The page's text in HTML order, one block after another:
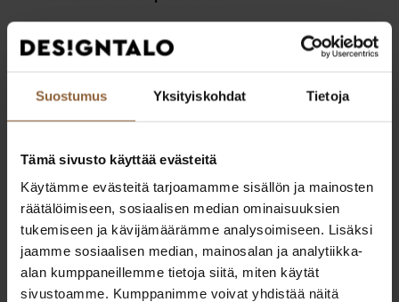
Suostumus Yksityiskohdat Tietoja
Tämä sivusto käyttää evästeitä
Käytämme evästeitä tarjoamamme sisällön ja mainosten
räätälöimiseen, sosiaalisen median ominaisuuksien
tukemiseen ja kävijämäärämme analysoimiseen. Lisäksi
jaamme sosiaalisen median, mainosalan ja analytiikka-
alan kumppaneillemme tietoja siitä, miten käytät
sivustoamme. Kumppanimme voivat yhdistää näitä